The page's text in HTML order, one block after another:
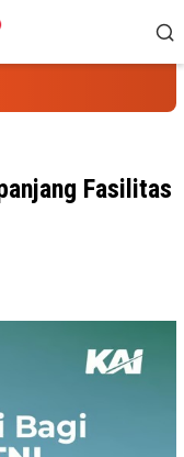
Fasilitas